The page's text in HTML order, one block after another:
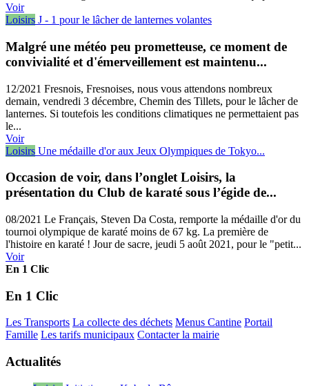
Voir
Loisirs J - 1 pour le lâcher de lanternes volantes
Malgré une météo peu prometteuse, ce moment de
convivialité et d'émerveillement est maintenu...
12/2021 Fresnois, Fresnoises, nous vous attendons nombreux
demain, vendredi 3 décembre, Chemin des Tillets, pour le lâcher de
lanternes. Si toutefois les conditions climatiques ne permettaient pas
le...
Voir
Loisirs Une médaille d'or aux Jeux Olympiques de Tokyo...
Occasion de voir, dans l’onglet Loisirs, la
présentation du Club de karaté sous l’égide de...
08/2021 Le Français, Steven Da Costa, remporte la médaille d'or du
tournoi olympique de karaté moins de 67 kg. La première de
l'histoire en karaté ! Jour de sacre, jeudi 5 août 2021, pour le "petit...
Voir
En 1 Clic
En 1 Clic
Les Transports La collecte des déchets Menus Cantine Portail
Famille Les tarifs municipaux Contacter la mairie
Actualités